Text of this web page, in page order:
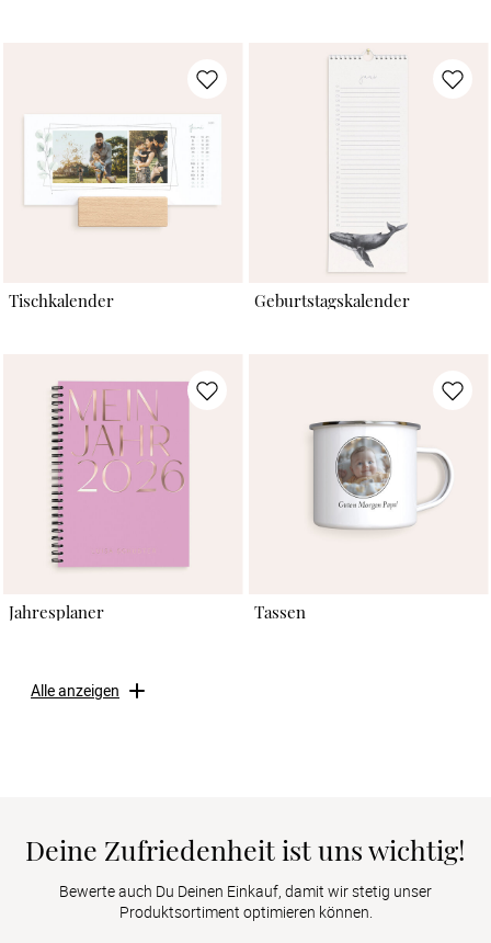
Tischkalender Geburtstagskalender
Jahresplaner Tassen
Alle anzeigen
Deine Zufriedenheit ist uns wichtig!
Bewerte auch Du Deinen Einkauf, damit wir stetig unser
Produktsortiment optimieren können.